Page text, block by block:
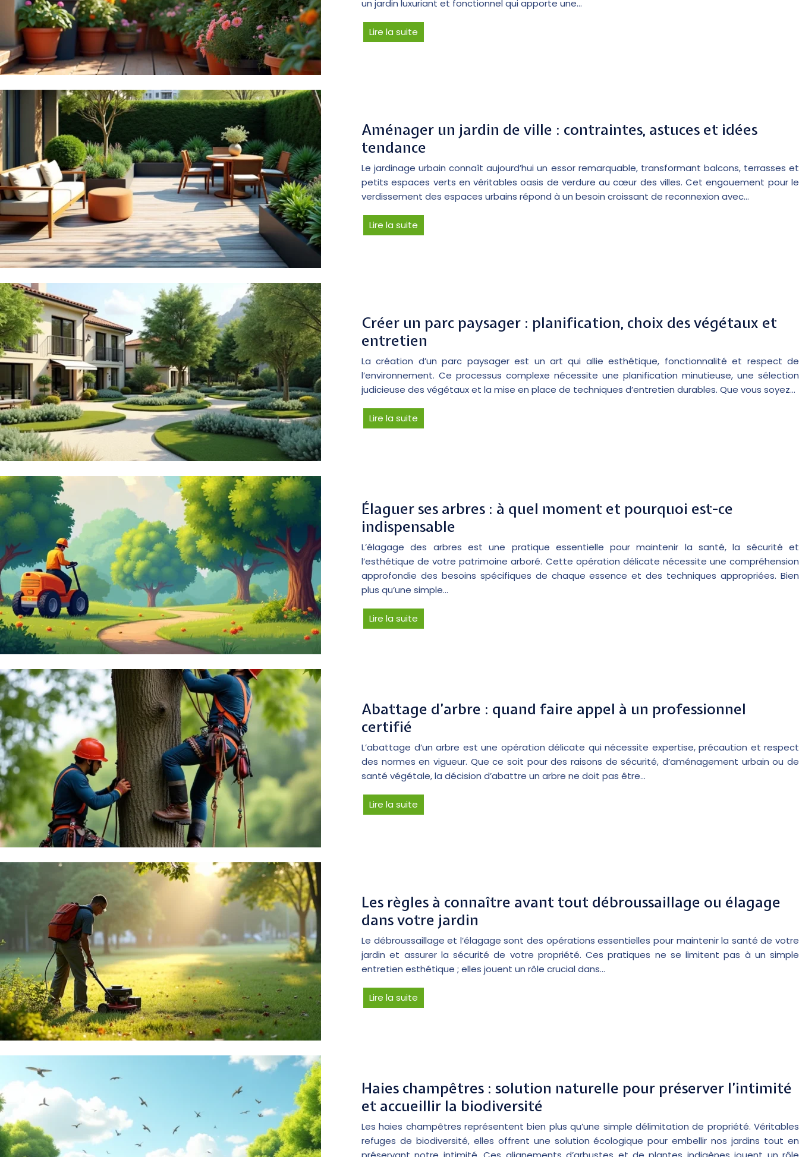
un jardin luxuriant et fonctionnel qui apporte une…
Lire la suite
Aménager un jardin de ville : contraintes, astuces et idées
tendance
Le jardinage urbain connaît aujourd’hui un essor remarquable, transformant balcons, terrasses et
petits espaces verts en véritables oasis de verdure au cœur des villes. Cet engouement pour le
verdissement des espaces urbains répond à un besoin croissant de reconnexion avec…
Lire la suite
Créer un parc paysager : planification, choix des végétaux et
entretien
La création d’un parc paysager est un art qui allie esthétique, fonctionnalité et respect de
l’environnement. Ce processus complexe nécessite une planification minutieuse, une sélection
judicieuse des végétaux et la mise en place de techniques d’entretien durables. Que vous soyez…
Lire la suite
Élaguer ses arbres : à quel moment et pourquoi est-ce
indispensable
L’élagage des arbres est une pratique essentielle pour maintenir la santé, la sécurité et
l’esthétique de votre patrimoine arboré. Cette opération délicate nécessite une compréhension
approfondie des besoins spécifiques de chaque essence et des techniques appropriées. Bien
plus qu’une simple…
Lire la suite
Abattage d’arbre : quand faire appel à un professionnel
certifié
L’abattage d’un arbre est une opération délicate qui nécessite expertise, précaution et respect
des normes en vigueur. Que ce soit pour des raisons de sécurité, d’aménagement urbain ou de
santé végétale, la décision d’abattre un arbre ne doit pas être…
Lire la suite
Les règles à connaître avant tout débroussaillage ou élagage
dans votre jardin
Le débroussaillage et l’élagage sont des opérations essentielles pour maintenir la santé de votre
jardin et assurer la sécurité de votre propriété. Ces pratiques ne se limitent pas à un simple
entretien esthétique ; elles jouent un rôle crucial dans…
Lire la suite
Haies champêtres : solution naturelle pour préserver l’intimité
et accueillir la biodiversité
Les haies champêtres représentent bien plus qu’une simple délimitation de propriété. Véritables
refuges de biodiversité, elles offrent une solution écologique pour embellir nos jardins tout en